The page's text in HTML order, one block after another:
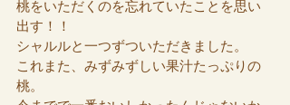
桃をいただくのを忘れていたことを思い
出す！！
シャルルと一つずついただきました。
これまた、みずみずしい果汁たっぷりの
桃。